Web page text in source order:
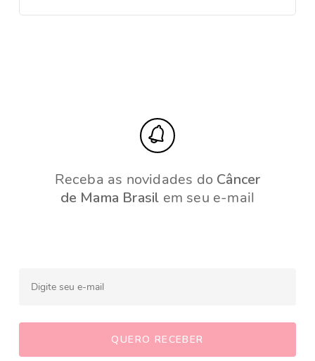
Receba as novidades do Câncer
de Mama Brasil em seu e-mail